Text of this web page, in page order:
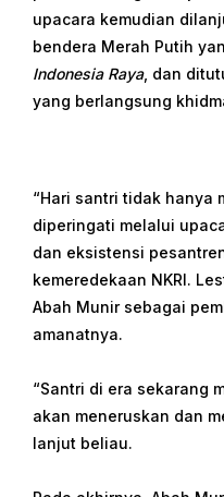
upacara kemudian
bendera Merah Putih
Indonesia Raya, dan
yang berlangsung
“Hari santri tidak hanya
diperingati melalui
dan eksistensi
kemeredekaan NKRI.
Abah Munir sebagai
amanatnya.
“Santri di era sekarang
akan meneruskan dan
lanjut beliau.